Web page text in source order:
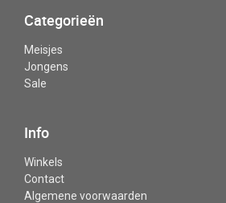
Categorieën
Meisjes
Jongens
Sale
Info
Winkels
Contact
Algemene voorwaarden